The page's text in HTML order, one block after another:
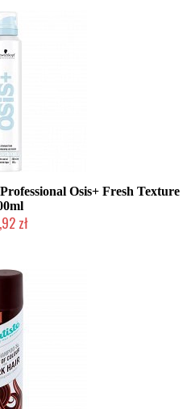
Osis+ Fresh Texture
zł